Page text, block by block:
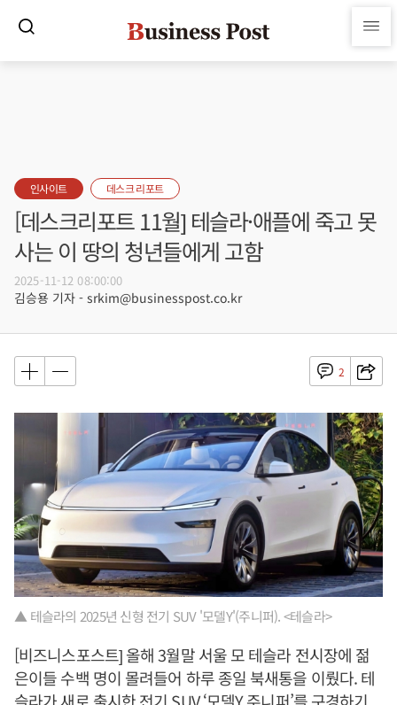
인사이트 데스크 리포트
[데스크리포트 11월] 테슬라·애플에 죽고 못
사는 이 땅의 청년들에게 고함
2025-11-12 08:00:00
김승용 기자 - srkim@businesspost.co.kr
2
▲ 테슬라의 2025년 신형 전기 SUV '모델Y'(주니퍼). <테슬라>
[비즈니스포스트] 올해 3월말 서울 모 테슬라 전시장에 젊
은이들 수백 명이 몰려들어 하루 종일 북새통을 이뤘다. 테